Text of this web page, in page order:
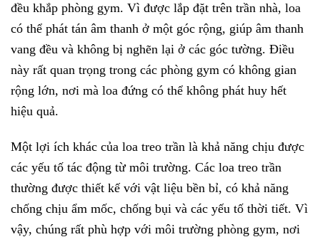
đều khắp phòng gym. Vì được lắp đặt trên trần nhà, loa
có thể phát tán âm thanh ở một góc rộng, giúp âm thanh
vang đều và không bị nghẽn lại ở các góc tường. Điều
này rất quan trọng trong các phòng gym có không gian
rộng lớn, nơi mà loa đứng có thể không phát huy hết
hiệu quả.
Một lợi ích khác của loa treo trần là khả năng chịu được
các yếu tố tác động từ môi trường. Các loa treo trần
thường được thiết kế với vật liệu bền bỉ, có khả năng
chống chịu ẩm mốc, chống bụi và các yếu tố thời tiết. Vì
vậy, chúng rất phù hợp với môi trường phòng gym, nơi